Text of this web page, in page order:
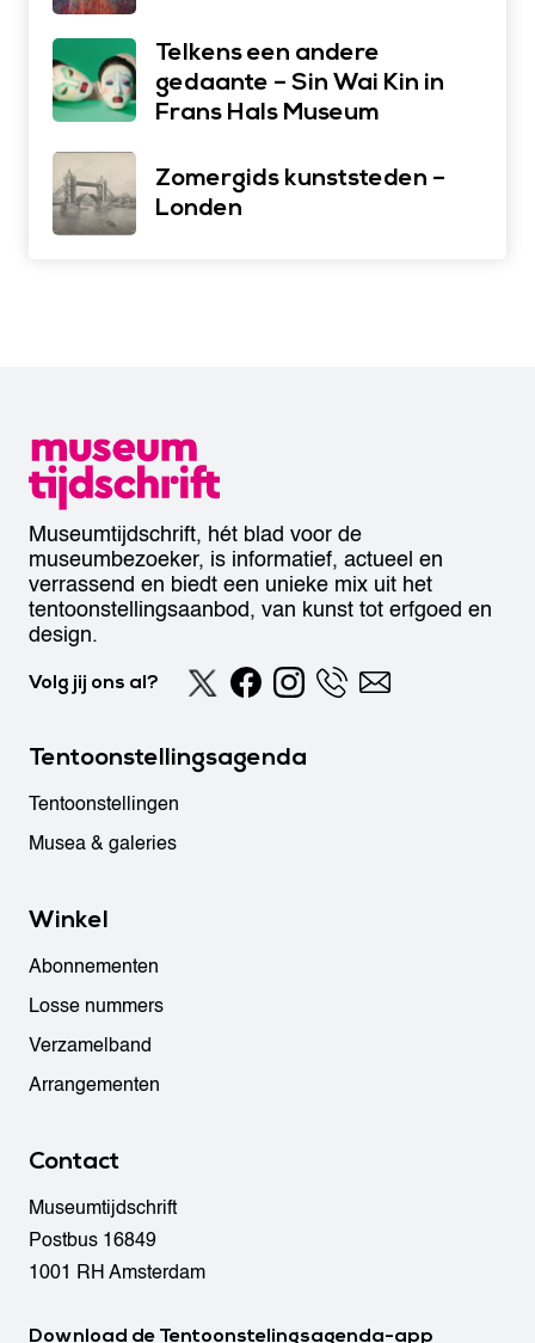
Telkens een andere
gedaante – Sin Wai Kin in
Frans Hals Museum
Zomergids kunststeden –
Londen
Museumtijdschrift, hét blad voor de
museumbezoeker, is informatief, actueel en
verrassend en biedt een unieke mix uit het
tentoonstellingsaanbod, van kunst tot erfgoed en
design.
Volg jij ons al?
Tentoonstellingsagenda
Tentoonstellingen
Musea & galeries
Winkel
Abonnementen
Losse nummers
Verzamelband
Arrangementen
Contact
Museumtijdschrift
Postbus 16849
1001 RH Amsterdam
Download de Tentoonstelingsagenda-app